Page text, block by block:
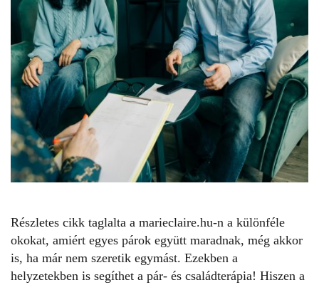
Részletes cikk taglalta a marieclaire.hu-n a különféle
okokat, amiért egyes párok együtt maradnak, még akkor
is, ha már nem szeretik egymást. Ezekben a
helyzetekben is segíthet a pár- és családterápia! Hiszen a